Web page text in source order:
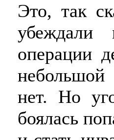
Это, так
убеждали
операции
нет. Но
боялась